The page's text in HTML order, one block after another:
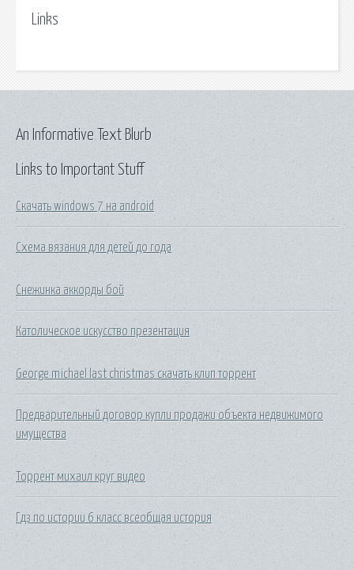
Links
Links to Important Stuff
Скачать windows 7 на android
Схема вязания для детей до года
Снежинка аккорды бой
Католическое искусство презентация
George michael last christmas скачать клип торрент
Предварительный договор купли продажи объекта недвижимого
имущества
Торрент михаил круг видео
Гдз по истории 6 класс всеобщая история
An Informative Text Blurb